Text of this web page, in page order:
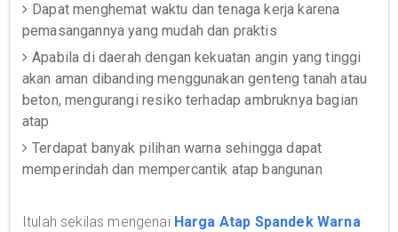
Dapat menghemat waktu dan tenaga kerja karena
pemasangannya yang mudah dan praktis
Apabila di daerah dengan kekuatan angin yang tinggi
akan aman dibanding menggunakan genteng tanah atau
beton, mengurangi resiko terhadap ambruknya bagian
atap
Terdapat banyak pilihan warna sehingga dapat
memperindah dan mempercantik atap bangunan
Itulah sekilas mengenai Harga Atap Spandek Warna